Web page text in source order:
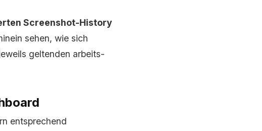
Screenshot-History
sehen, wie sich
geltenden arbeits-
entsprechend